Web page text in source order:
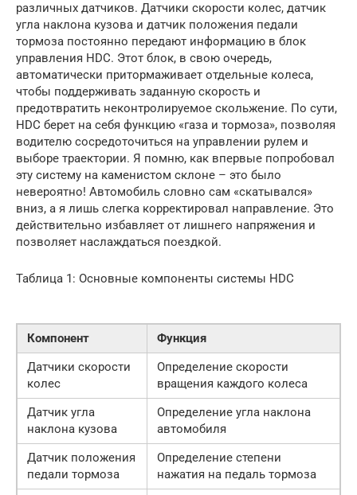
различных датчиков. Датчики скорости колес, датчик
угла наклона кузова и датчик положения педали
тормоза постоянно передают информацию в блок
управления HDC. Этот блок, в свою очередь,
автоматически притормаживает отдельные колеса,
чтобы поддерживать заданную скорость и
предотвратить неконтролируемое скольжение. По сути,
HDC берет на себя функцию «газа и тормоза», позволяя
водителю сосредоточиться на управлении рулем и
выборе траектории. Я помню, как впервые попробовал
эту систему на каменистом склоне – это было
невероятно! Автомобиль словно сам «скатывался»
вниз, а я лишь слегка корректировал направление. Это
действительно избавляет от лишнего напряжения и
позволяет наслаждаться поездкой.
Таблица 1: Основные компоненты системы HDC
Компонент
Функция
Датчики скорости
колес
Определение скорости
вращения каждого колеса
Датчик угла
наклона кузова
Определение угла наклона
автомобиля
Датчик положения
педали тормоза
Определение степени
нажатия на педаль тормоза